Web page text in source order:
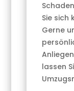
Sie sich
Gerne
lassen